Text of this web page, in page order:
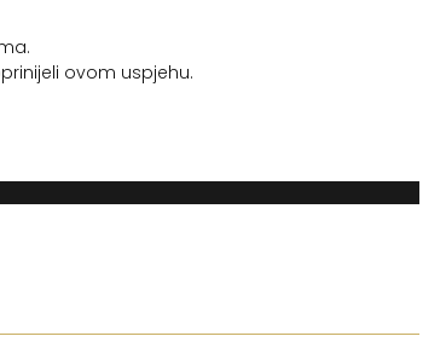
ovom uspjehu.